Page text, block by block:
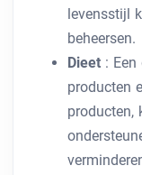
levensstijl
beheersen.
Dieet :
producten
producten,